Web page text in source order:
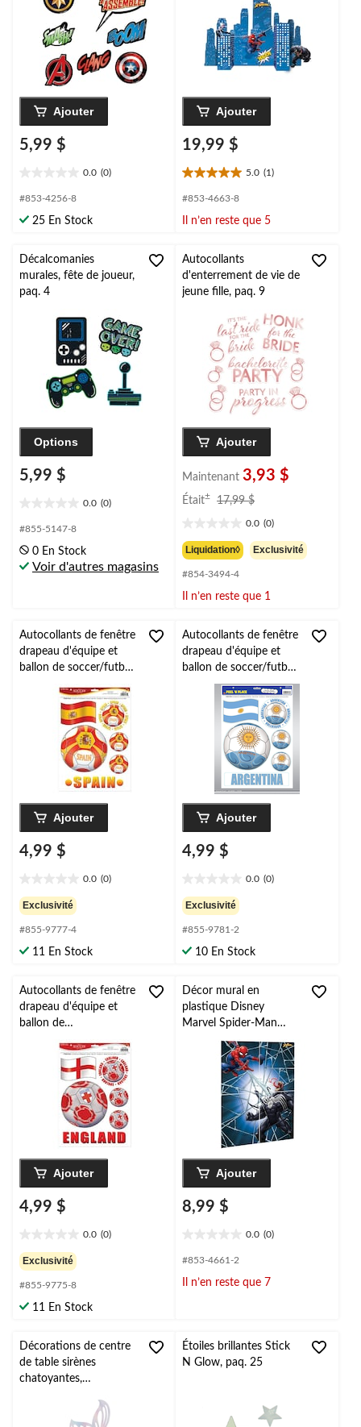
Avengers, rouge/bleu,
12 po, paq. 14, pour
fête d'anniversaire
Ajouter
5,99 $
0.0 (0)
étoile(s)
5.
#853-4256-8
25 En Stock
Ajouter
19,99 $
5.0 (1)
5.0
étoile(s)
5.
évaluation
#853-4663-8
Il n’en reste que 5
Décalcomanies
murales, fête de joueur,
paq. 4
Options
5,99 $
0.0 (0)
étoile(s)
5.
#855-5147-8
0 En Stock
Voir d'autres magasins
Autocollants
d'enterrement de vie de
jeune fille, paq. 9
Ajouter
Maintenant 3,93 $
Était± 17,99 $
17,99 $
0.0 (0)
étoile(s)
sur
5.
Liquidation◊ Exclusivité
#854-3494-4
Il n’en reste que 1
Autocollants de fenêtre
drapeau d'équipe et
ballon de soccer/futbol
paq. 6, décalcomanie
pour Coupe du
monde/fête sportive
Ajouter
4,99 $
0.0 (0)
étoile(s)
sur
5.
Exclusivité
#855-9777-4
11 En Stock
Autocollants de fenêtre
drapeau d'équipe et
ballon de soccer/futbol
Argentine, multicolore,
paq. 6, décalcomanie
pour Coupe du
monde/fête sportive
Ajouter
4,99 $
0.0 (0)
étoile(s)
sur
5.
Exclusivité
#855-9781-2
10 En Stock
Autocollants de fenêtre
drapeau d'équipe et
ballon de
Angleterre, multicolore,
paq. 6, décalcomanie
pour Coupe du
monde/fête sportive
Ajouter
4,99 $
0.0 (0)
étoile(s)
sur
5.
Exclusivité
#855-9775-8
11 En Stock
Décor mural en
plastique Disney
Marvel Spider-Man
Venom, bleu/rouge,
14,5 po, paq. 4, pour
fête d'anniversaire
Ajouter
8,99 $
0.0 (0)
étoile(s)
5.
#853-4661-2
Il n’en reste que 7
Décorations de centre
de table sirènes
chatoyantes,
po, paq. 9, pour fête
Étoiles brillantes Stick
N Glow, paq. 25